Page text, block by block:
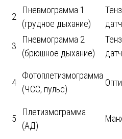
2
Пневмограмма 1
(грудное дыхание)
3
Пневмограмма 2
(брюшное дыхание)
4
Фотоплетизмограмма
(ЧСС, пульс)
5
Плетизмограмма
(АД)